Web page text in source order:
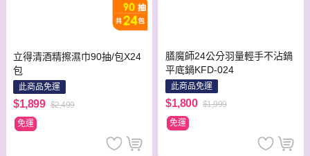
立得清酒精擦濕巾90抽/包X24
包
此商品免運
$1,899 $2,499
免運
膳魔師24公分羽量輕手不沾鍋
平底鍋KFD-024
此商品免運
$1,800 $1,999
免運